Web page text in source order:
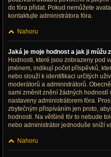
do fóra přidat. Pokud nemůžete
kontaktujte administrátora fóra.
Nahoru
Jaká je moje hodnost a jak ji můžu
Hodnosti, které jsou zobrazeny pod
jménem, indikují počet příspěvků,
nebo slouží k identifikaci určitých
moderátorů a administrátorů.
sami změnit znění žádných hodností
nastaveny administrátorem fóra.
zbytečným přispíváním jen proto,
hodnosti. Na většině fór to nebude
nebo administrátor jednoduše sníží
Nahoru